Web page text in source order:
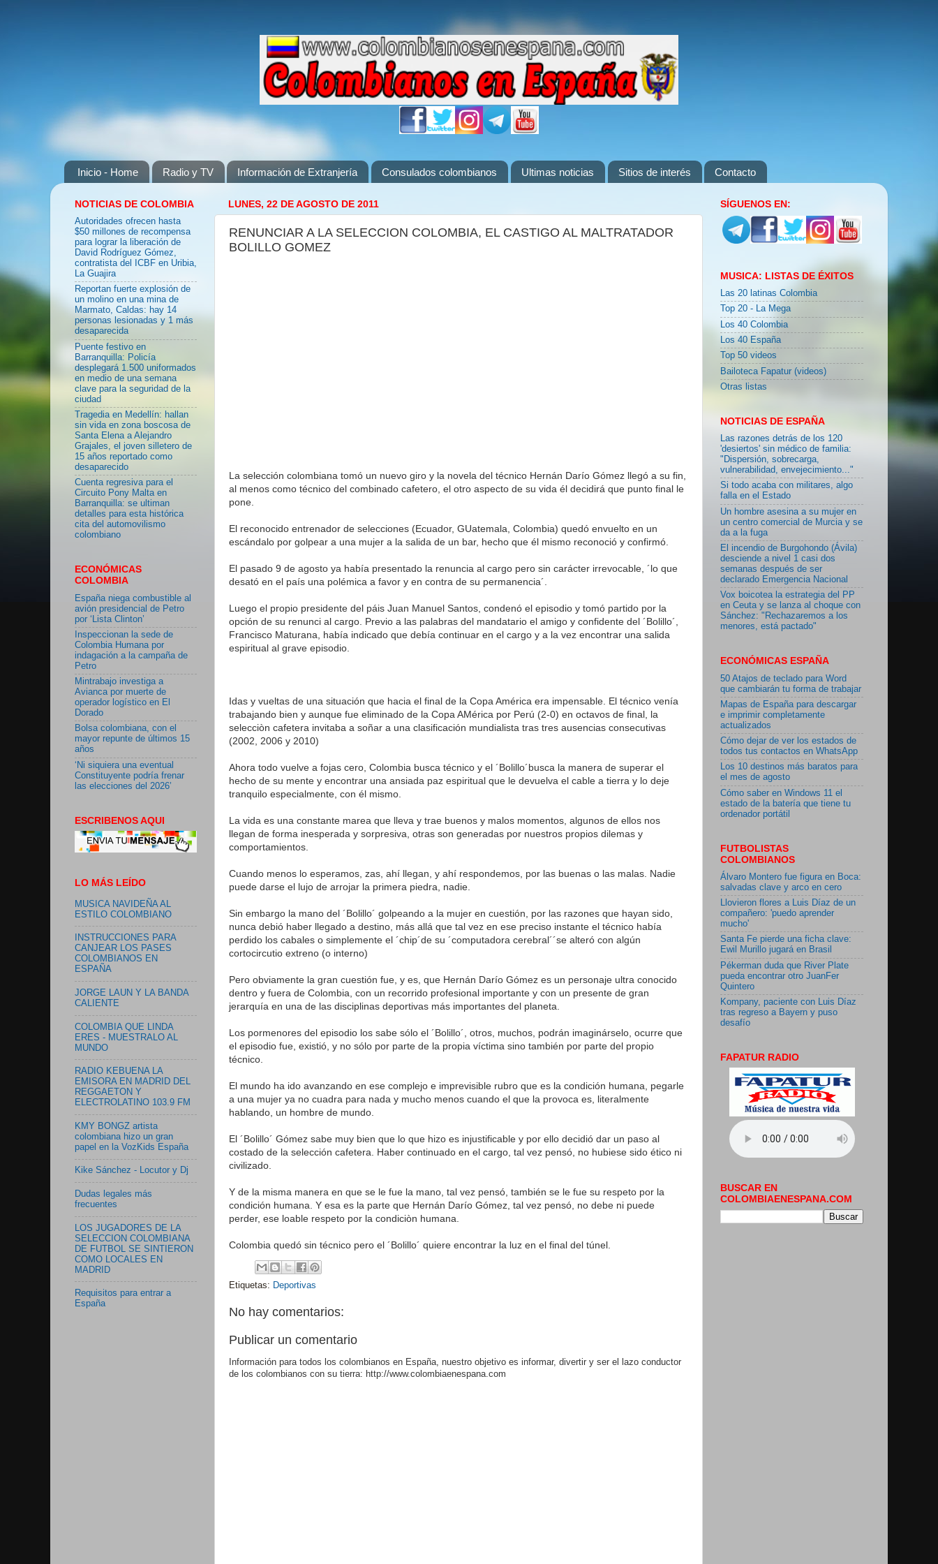
Inicio - Home Radio y TV Información de Extranjería Consulados colombianos Ultimas noticias Sitios de interés Contacto
LUNES, 22 DE AGOSTO DE 2011
RENUNCIAR A LA SELECCION COLOMBIA, EL CASTIGO AL MALTRATADOR
BOLILLO GOMEZ
La selección colombiana tomó un nuevo giro y la novela del técnico Hernán Darío Gómez llegó a su fin,
al menos como técnico del combinado cafetero, el otro aspecto de su vida él decidirá que punto final le
pone.
El reconocido entrenador de selecciones (Ecuador, GUatemala, Colombia) quedó envuelto en un
escándalo por golpear a una mujer a la salida de un bar, hecho que él mismo reconoció y confirmó.
El pasado 9 de agosto ya había presentado la renuncia al cargo pero sin carácter irrevocable, ´lo que
desató en el país una polémica a favor y en contra de su permanencia´.
Luego el propio presidente del páis Juan Manuel Santos, condenó el episodio y tomó partido por la
opción de su renunci al cargo. Previo a las palabras del mandatario el amigo y confidente del ´Bolillo´,
Francisco Maturana, había indicado que debía continuar en el cargo y a la vez encontrar una salida
espiritual al grave episodio.
Idas y vueltas de una situación que hacia el final de la Copa América era impensable. El técnico venía
trabajando bien y aunque fue eliminado de la Copa AMérica por Perú (2-0) en octavos de final, la
selecciòn cafetera invitaba a soñar a una clasificación mundialista tras tres ausencias consecutivas
(2002, 2006 y 2010)
Ahora todo vuelve a fojas cero, Colombia busca técnico y el ´Bolillo´busca la manera de superar el
hecho de su mente y encontrar una ansiada paz espiritual que le devuelva el cable a tierra y lo deje
tranquilo especialmente, con él mismo.
La vida es una constante marea que lleva y trae buenos y malos momentos, algunos de ellos nos
llegan de forma inesperada y sorpresiva, otras son generadas por nuestros propios dilemas y
comportamientos.
Cuando menos lo esperamos, zas, ahí llegan, y ahí respondemos, por las buenas o las malas. Nadie
puede darse el lujo de arrojar la primera piedra, nadie.
Sin embargo la mano del ´Bolillo´ golpeando a la mujer en cuestión, por las razones que hayan sido,
nunca debió haber llegado a destino, más allá que tal vez en ese preciso instante el técnico había
perdido los cabales o simplemente el ´chip´de su ´computadora cerebral´´se alteró con algún
cortocircutio extreno (o interno)
Pero obviamente la gran cuestión fue, y es, que Hernán Darío Gómez es un personaje ultra conocido
dentro y fuera de Colombia, con un recorrido profesional importante y con un presente de gran
jerarquía en una de las disciplinas deportivas más importantes del planeta.
Los pormenores del episodio los sabe sólo el ´Bolillo´, otros, muchos, podrán imaginárselo, ocurre que
el episodio fue, existió, y no sólo por parte de la propia víctima sino también por parte del propio
técnico.
El mundo ha ido avanzando en ese complejo e imprevisible rubro que es la condición humana, pegarle
a una mujer ya no cuadra para nada y mucho menos cuando el que la provoca es, literalmente
hablando, un hombre de mundo.
El ´Bolillo´ Gómez sabe muy bien que lo que hizo es injustificable y por ello decidió dar un paso al
costado de la selección cafetera. Haber continuado en el cargo, tal vez pensó, no hubiese sido ético ni
civilizado.
Y de la misma manera en que se le fue la mano, tal vez pensó, también se le fue su respeto por la
condición humana. Y esa es la parte que Hernán Darío Gómez, tal vez pensó, no debe ni puede
perder, ese loable respeto por la condiciòn humana.
Colombia quedó sin técnico pero el ´Bolillo´ quiere encontrar la luz en el final del túnel.
Etiquetas: Deportivas
No hay comentarios:
Publicar un comentario
Información para todos los colombianos en España, nuestro objetivo es informar, divertir y ser el lazo conductor
de los colombianos con su tierra: http://www.colombiaenespana.com
NOTICIAS DE COLOMBIA
Autoridades ofrecen hasta
$50 millones de recompensa
para lograr la liberación de
David Rodríguez Gómez,
contratista del ICBF en Uribia,
La Guajira
Reportan fuerte explosión de
un molino en una mina de
Marmato, Caldas: hay 14
personas lesionadas y 1 más
desaparecida
Puente festivo en
Barranquilla: Policía
desplegará 1.500 uniformados
en medio de una semana
clave para la seguridad de la
ciudad
Tragedia en Medellín: hallan
sin vida en zona boscosa de
Santa Elena a Alejandro
Grajales, el joven silletero de
15 años reportado como
desaparecido
Cuenta regresiva para el
Circuito Pony Malta en
Barranquilla: se ultiman
detalles para esta histórica
cita del automovilismo
colombiano
ECONÓMICAS
COLOMBIA
España niega combustible al
avión presidencial de Petro
por ‘Lista Clinton’
Inspeccionan la sede de
Colombia Humana por
indagación a la campaña de
Petro
Mintrabajo investiga a
Avianca por muerte de
operador logístico en El
Dorado
Bolsa colombiana, con el
mayor repunte de últimos 15
años
‘Ni siquiera una eventual
Constituyente podría frenar
las elecciones del 2026’
ESCRIBENOS AQUI
LO MÁS LEÍDO
MUSICA NAVIDEÑA AL
ESTILO COLOMBIANO
INSTRUCCIONES PARA
CANJEAR LOS PASES
COLOMBIANOS EN
ESPAÑA
JORGE LAUN Y LA BANDA
CALIENTE
COLOMBIA QUE LINDA
ERES - MUESTRALO AL
MUNDO
RADIO KEBUENA LA
EMISORA EN MADRID DEL
REGGAETON Y
ELECTROLATINO 103.9 FM
KMY BONGZ artista
colombiana hizo un gran
papel en la VozKids España
Kike Sánchez - Locutor y Dj
Dudas legales más
frecuentes
LOS JUGADORES DE LA
SELECCION COLOMBIANA
DE FUTBOL SE SINTIERON
COMO LOCALES EN
MADRID
Requisitos para entrar a
España
SÍGUENOS EN:
MUSICA: LISTAS DE ÉXITOS
Las 20 latinas Colombia
Top 20 - La Mega
Los 40 Colombia
Los 40 España
Top 50 videos
Bailoteca Fapatur (videos)
Otras listas
NOTICIAS DE ESPAÑA
Las razones detrás de los 120
'desiertos' sin médico de familia:
"Dispersión, sobrecarga,
vulnerabilidad, envejecimiento..."
Si todo acaba con militares, algo
falla en el Estado
Un hombre asesina a su mujer en
un centro comercial de Murcia y se
da a la fuga
El incendio de Burgohondo (Ávila)
desciende a nivel 1 casi dos
semanas después de ser
declarado Emergencia Nacional
Vox boicotea la estrategia del PP
en Ceuta y se lanza al choque con
Sánchez: "Rechazaremos a los
menores, está pactado"
ECONÓMICAS ESPAÑA
50 Atajos de teclado para Word
que cambiarán tu forma de trabajar
Mapas de España para descargar
e imprimir completamente
actualizados
Cómo dejar de ver los estados de
todos tus contactos en WhatsApp
Los 10 destinos más baratos para
el mes de agosto
Cómo saber en Windows 11 el
estado de la batería que tiene tu
ordenador portátil
FUTBOLISTAS
COLOMBIANOS
Álvaro Montero fue figura en Boca:
salvadas clave y arco en cero
Llovieron flores a Luis Díaz de un
compañero: 'puedo aprender
mucho'
Santa Fe pierde una ficha clave:
Ewil Murillo jugará en Brasil
Pékerman duda que River Plate
pueda encontrar otro JuanFer
Quintero
Kompany, paciente con Luis Díaz
tras regreso a Bayern y puso
desafío
FAPATUR RADIO
BUSCAR EN
COLOMBIAENESPANA.COM